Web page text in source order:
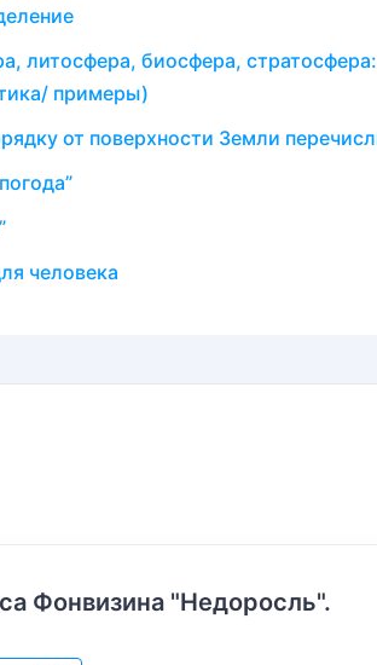
литосфера, биосфера,
примеры)
от поверхности Земли
человека
Фонвизина "Недоросль".